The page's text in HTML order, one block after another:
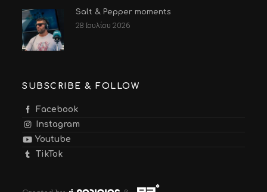
Salt & Pepper moments
28 Ιουλίου 2026
SUBSCRIBE & FOLLOW
Facebook
Instagram
Youtube
TikTok